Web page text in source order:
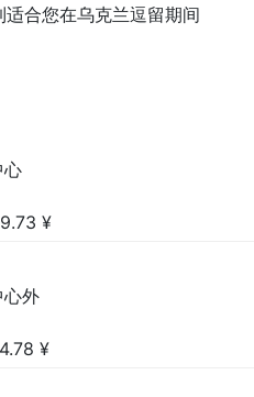
合您在乌克兰逗留期间
心
¥
心外
¥